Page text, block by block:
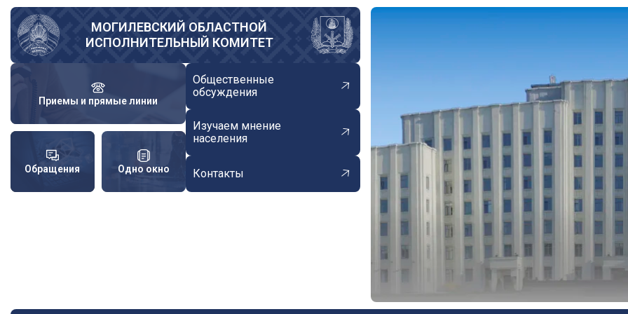
Перейти
основному
содержанию
МОГИЛЕВСКИЙ ОБЛАСТНОЙ
ИСПОЛНИТЕЛЬНЫЙ КОМИТЕТ
Приемы и прямые линии
Обращения Одно окно
Общественные
обсуждения
Изучаем мнение
населения
Контакты